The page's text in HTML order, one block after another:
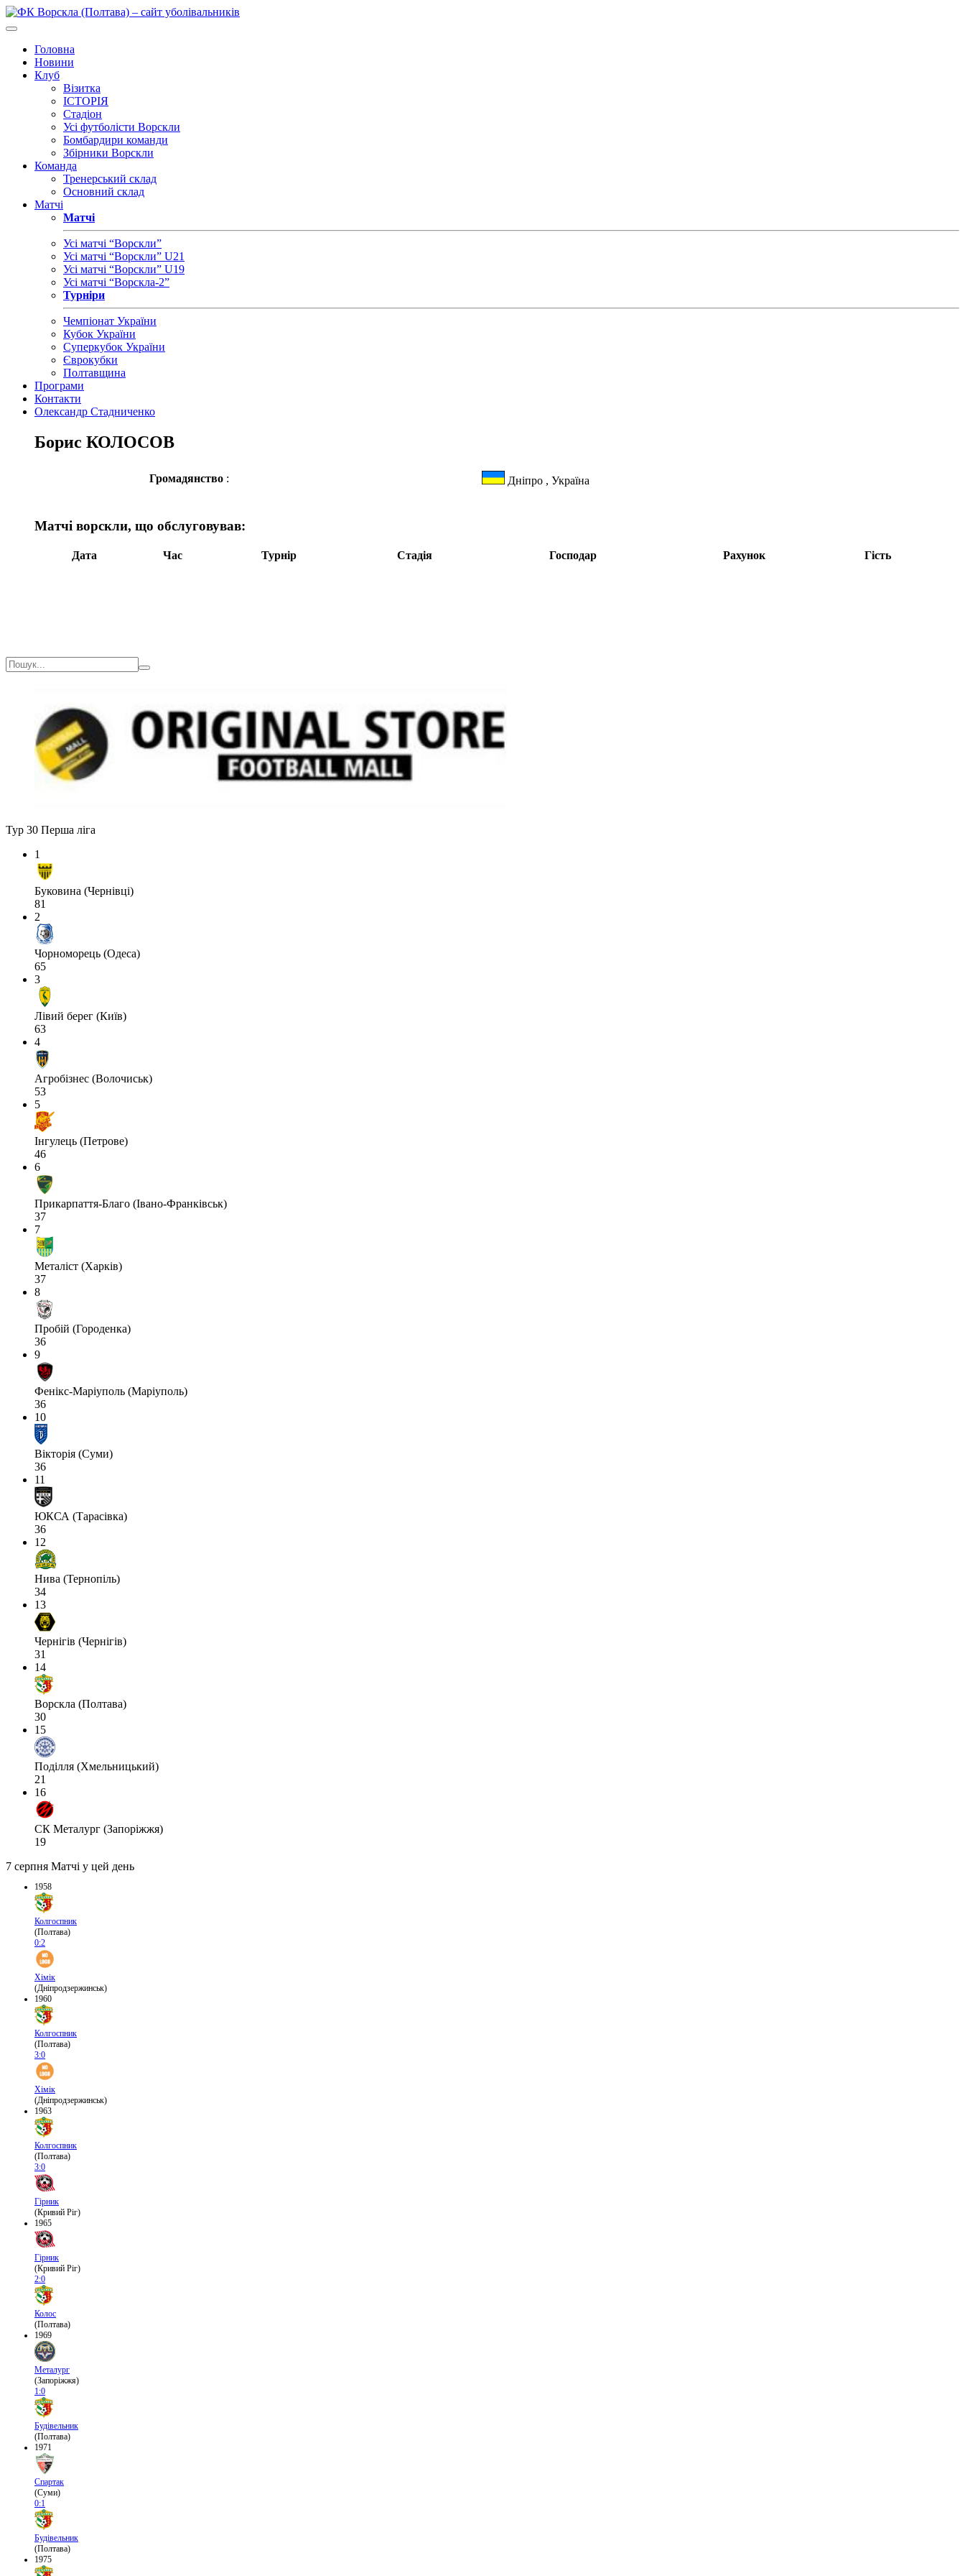
Головна
Новини
Клуб
Візитка
ІСТОРІЯ
Стадіон
Усі футболісти Ворскли
Бомбардири команди
Збірники Ворскли
Команда
Тренерський склад
Основний склад
Матчі
Матчі
Усі матчі “Ворскли”
Усі матчі “Ворскли” U21
Усі матчі “Ворскли” U19
Усі матчі “Ворскла-2”
Турніри
Чемпіонат України
Кубок України
Суперкубок України
Єврокубки
Полтавщина
Програми
Контакти
Олександр Стадниченко
Борис КОЛОСОВ
Громадянство : Дніпро , Україна
Матчі ворскли, що обслуговував:
Дата Час Турнір Стадія Господар Рахунок Гість
Тур 30 Перша ліга
1
Буковина (Чернівці)
81
2
Чорноморець (Одеса)
65
3
Лівий берег (Київ)
63
4
Агробізнес (Волочиськ)
53
5
Інгулець (Петрове)
46
6
Прикарпаття-Благо (Івано-Франківськ)
37
7
Металіст (Харків)
37
8
Пробій (Городенка)
36
9
Фенікс-Маріуполь (Маріуполь)
36
10
Вікторія (Суми)
36
11
ЮКСА (Тарасівка)
36
12
Нива (Тернопіль)
34
13
Чернігів (Чернігів)
31
14
Ворскла (Полтава)
30
15
Поділля (Хмельницький)
21
16
СК Металург (Запоріжжя)
19
7 серпня Матчі у цей день
1958
Колгоспник
(Полтава)
0:2
Хімік
(Дніпродзержинськ)
1960
Колгоспник
(Полтава)
3:0
Хімік
(Дніпродзержинськ)
1963
Колгоспник
(Полтава)
3:0
Гірник
(Кривий Ріг)
1965
Гірник
(Кривий Ріг)
2:0
Колос
(Полтава)
1969
Металург
(Запоріжжя)
1:0
Будівельник
(Полтава)
1971
Спартак
(Суми)
0:1
Будівельник
(Полтава)
1975